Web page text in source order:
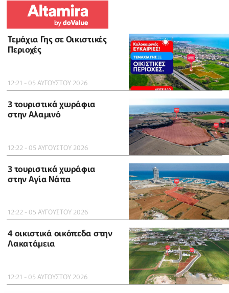
Τεμάχια Γης σε Οικιστικές
Περιοχές
12:21 - 05 ΑΥΓΟΥΣΤΟΥ 2026
3 τουριστικά χωράφια
στην Αλαμινό
12:22 - 05 ΑΥΓΟΥΣΤΟΥ 2026
3 τουριστικά χωράφια
στην Αγία Νάπα
12:22 - 05 ΑΥΓΟΥΣΤΟΥ 2026
4 οικιστικά οικόπεδα στην
Λακατάμεια
12:21 - 05 ΑΥΓΟΥΣΤΟΥ 2026